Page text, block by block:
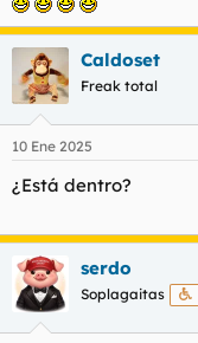
Caldoset
Freak total
10 Ene 2025
¿Está dentro?
serdo
Soplagaitas